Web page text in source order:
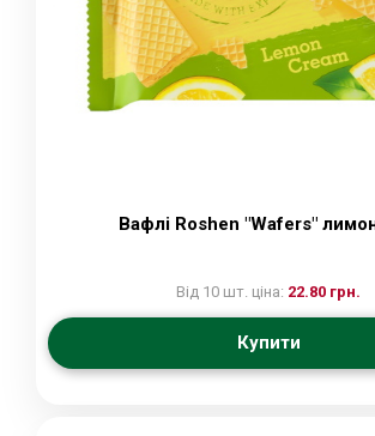
Вафлі Roshen "Wafers"
Від 10 шт. ціна: 22.80 грн.
Купити